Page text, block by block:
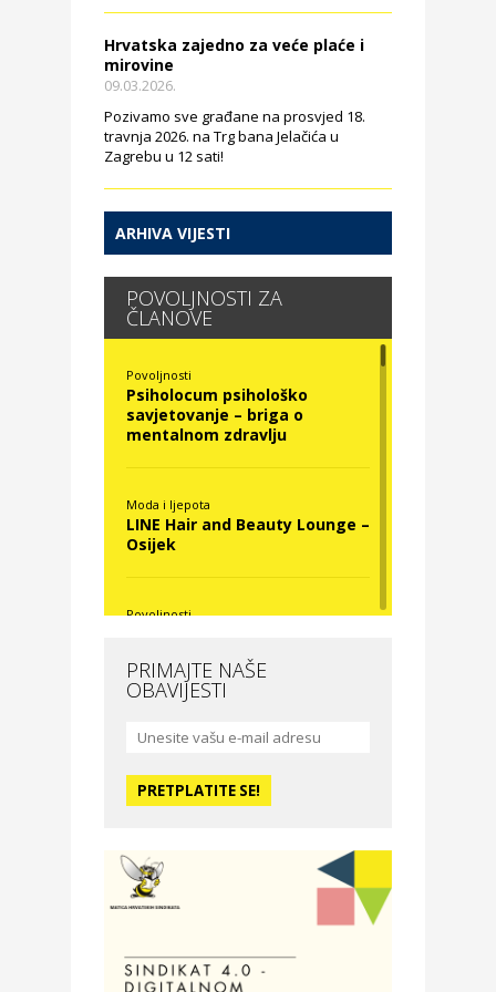
Hrvatska zajedno za veće plaće i
mirovine
09.03.2026.
Pozivamo sve građane na prosvjed 18.
travnja 2026. na Trg bana Jelačića u
Zagrebu u 12 sati!
ARHIVA VIJESTI
POVOLJNOSTI ZA
ČLANOVE
Povoljnosti
Psiholocum psihološko
savjetovanje – briga o
mentalnom zdravlju
Moda i ljepota
LINE Hair and Beauty Lounge –
Osijek
Povoljnosti
Moda i ljepota
studio – Osijek
Zdravlje i osiguranje
PRIMAJTE NAŠE
OBAVIJESTI